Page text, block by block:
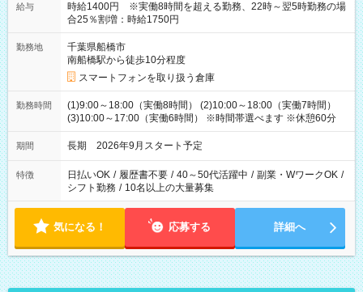
給与
時給1400円 ※実働8時間を超える勤務、22時～翌5時勤務の場
合25％割増：時給1750円
勤務地
千葉県船橋市
南船橋駅から徒歩10分程度
スマートフォンを取り扱う倉庫
勤務時間
(1)9:00～18:00（実働8時間） (2)10:00～18:00（実働7時間）
(3)10:00～17:00（実働6時間） ※時間帯選べます ※休憩60分
期間 長期 2026年9月スタート予定
特徴 日払いOK / 履歴書不要 / 40～50代活躍中 / 副業・WワークOK /
シフト勤務 / 10名以上の大量募集
気になる！ 応募する 詳細へ